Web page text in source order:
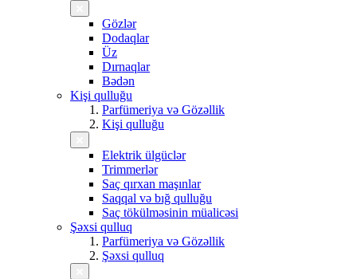
Gözlər
Dodaqlar
Üz
Dırnaqlar
Bədən
Kişi qulluğu
Parfümeriya və Gözəllik
Kişi qulluğu
Elektrik ülgüclər
Trimmerlər
Saç qırxan maşınlar
Saqqal və bığ qulluğu
Saç tökülməsinin müalicəsi
Şəxsi qulluq
Parfümeriya və Gözəllik
Şəxsi qulluq